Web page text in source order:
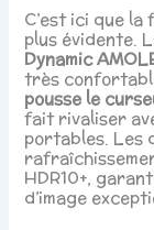
C’est ici que
plus évidente.
Dynamic
très
pousse le
fait rivaliser
portables. Les
HDR10+,
d’image